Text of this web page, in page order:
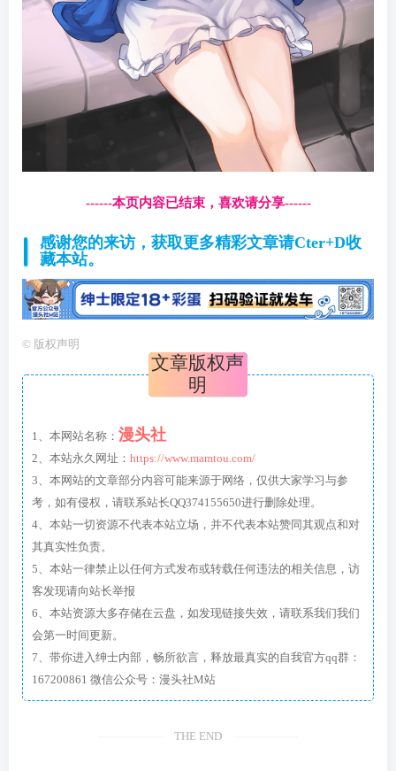
------本页内容已结束，喜欢请分享------
感谢您的来访，获取更多精彩文章请Cter+D收
藏本站。
© 版权声明
文章版权声
明
1、本网站名称： 漫头社
2、本站永久网址： https://www.mamtou.com/
3、本网站的文章部分内容可能来源于网络，仅供大家学习与参
考，如有侵权，请联系站长QQ374155650进行删除处理。
4、本站一切资源不代表本站立场，并不代表本站赞同其观点和对
其真实性负责。
5、本站一律禁止以任何方式发布或转载任何违法的相关信息，访
客发现请向站长举报
6、本站资源大多存储在云盘，如发现链接失效，请联系我们我们
会第一时间更新。
7、带你进入绅士内部，畅所欲言，释放最真实的自我官方qq群：
167200861 微信公众号：漫头社M站
THE END